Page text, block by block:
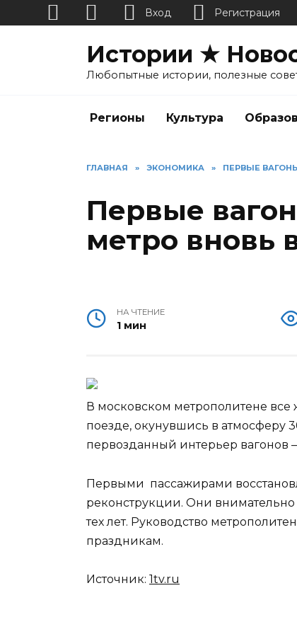
Истории ★
Любопытные истории, полезные
Регионы Культура
ГЛАВНАЯ » ЭКОНОМИКА » ПЕРВЫЕ
Первые
метро
НА ЧТЕНИЕ
1 мин
В московском метрополитене все
поезде, окунувшись в атмосферу
первозданный интерьер
Первыми пассажирами
реконструкции. Они
тех лет. Руководство
праздникам.
Источник: 1tv.ru
Вход Регистрация